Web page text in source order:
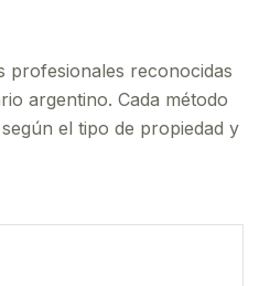
profesionales reconocidas
argentino. Cada método
el tipo de propiedad y